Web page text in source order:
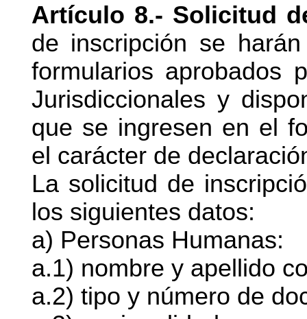
Artículo 8.- Solicitud
de inscripción se
formularios aprobados
Jurisdiccionales y
que se ingresen en el
el carácter de
La solicitud de
los siguientes datos:
a) Personas Humanas:
a.1) nombre y apellido
a.2) tipo y número de